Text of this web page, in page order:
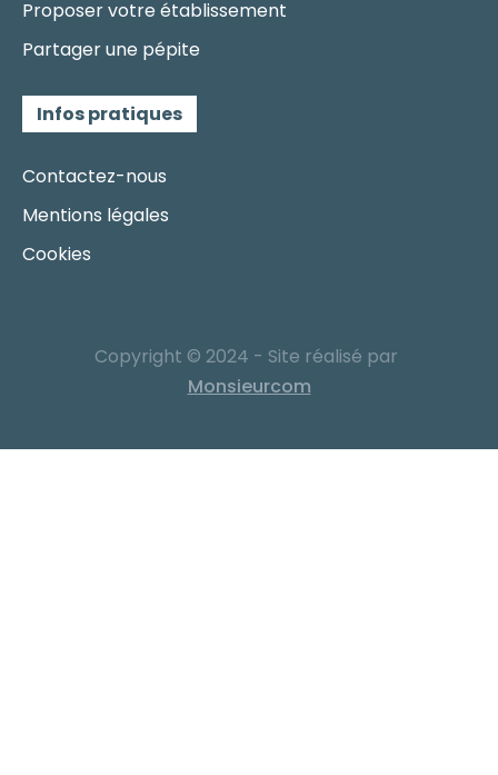
Proposer votre établissement
Partager une pépite
Infos pratiques
Contactez-nous
Mentions légales
Cookies
Copyright © 2024 - Site réalisé par
Monsieurcom